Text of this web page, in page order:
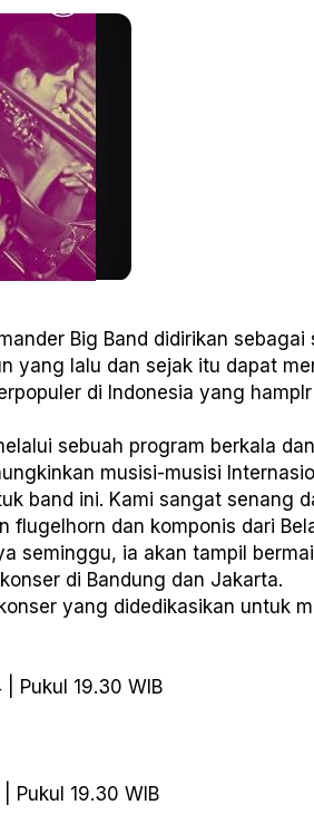
Big Band didirikan sebagai
yang lalu dan sejak itu dapat
di Indonesia yang
sebuah program berkala
musisi-musisi
band ini. Kami sangat senang
flugelhorn dan komponis dari
seminggu, ia akan tampil
di Bandung dan Jakarta.
yang didedikasikan untuk
Pukul 19.30 WIB
Pukul 19.30 WIB